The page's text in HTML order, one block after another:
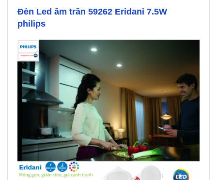
Đèn Led âm trần 59262 Eridani 7.5W
philips